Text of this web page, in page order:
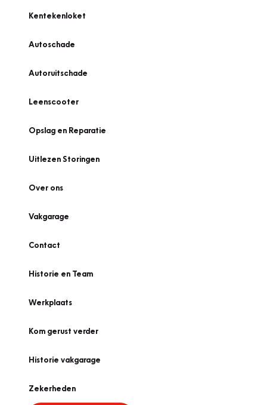
Kentekenloket
Autoschade
Autoruitschade
Leenscooter
Opslag en Reparatie
Uitlezen Storingen
Over ons
Vakgarage
Contact
Historie en Team
Werkplaats
Kom gerust verder
Historie vakgarage
Zekerheden